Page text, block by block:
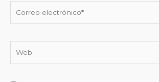
electrónico*